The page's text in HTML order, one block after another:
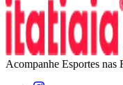
Acompanhe Esportes nas